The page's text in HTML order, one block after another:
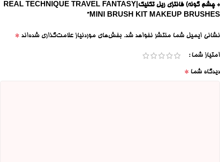
+ چشم گونه) فانتزی ریل تکنیک|REAL TECHNIQUE TRAVEL FANTASY
MINI BRUSH KIT MAKEUP BRUSHES”
نشانی ایمیل شما منتشر نخواهد شد. بخش‌های موردنیاز علامت‌گذاری شده‌اند *
امتیاز شما
دیدگاه شما *